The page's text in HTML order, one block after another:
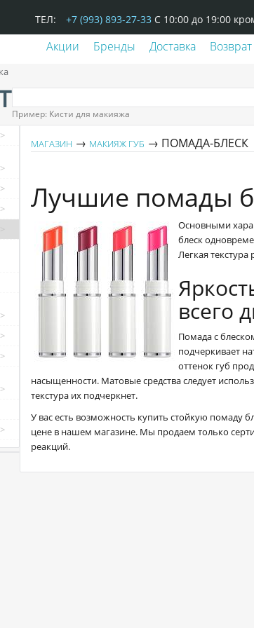
ТЕЛ: +7 (993) 893-27-33 С 10:00 до 19:00
Акции Бренды Доставка Возврат
Пример: Кисти для макияжа
МАГАЗИН → МАКИЯЖ ГУБ → ПОМАДА-БЛЕСК
Лучшие помады
Основными
блеск
Легкая
всего
Помада с
подчеркивает
оттенок губ
насыщенности. Матовые средства следует
текстура их подчеркнет.
У вас есть возможность купить стойкую помаду
цене в нашем магазине. Мы продаем только
реакций.